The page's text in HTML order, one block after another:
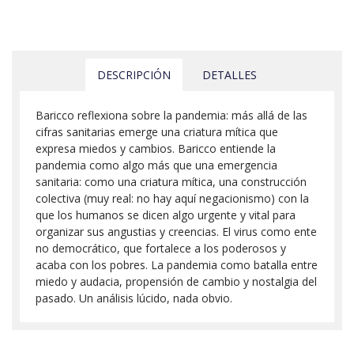
DESCRIPCIÓN DETALLES
Baricco reflexiona sobre la pandemia: más allá de las
cifras sanitarias emerge una criatura mítica que
expresa miedos y cambios. Baricco entiende la
pandemia como algo más que una emergencia
sanitaria: como una criatura mítica, una construcción
colectiva (muy real: no hay aquí negacionismo) con la
que los humanos se dicen algo urgente y vital para
organizar sus angustias y creencias. El virus como ente
no democrático, que fortalece a los poderosos y
acaba con los pobres. La pandemia como batalla entre
miedo y audacia, propensión de cambio y nostalgia del
pasado. Un análisis lúcido, nada obvio.